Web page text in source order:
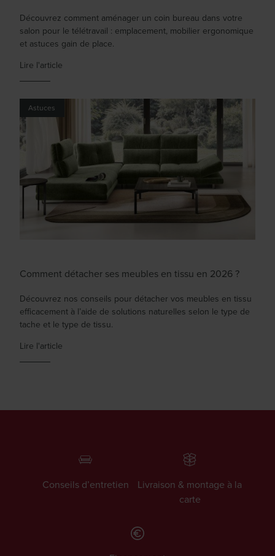
Découvrez comment aménager un coin bureau dans votre
salon pour le télétravail : emplacement, mobilier ergonomique
et astuces gain de place.
Lire l'article
Astuces
Comment détacher ses meubles en tissu en 2026 ?
Découvrez nos conseils pour détacher vos meubles en tissu
efficacement à l’aide de solutions naturelles selon le type de
tache et le type de tissu.
Lire l'article
Conseils d’entretien
Livraison & montage à la
carte